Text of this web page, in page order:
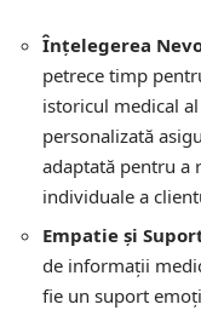
Înțelegerea
petrece timp
istoricul medical
personalizată
adaptată pentru a
individuale a
Empatie și
de informații
fie un suport